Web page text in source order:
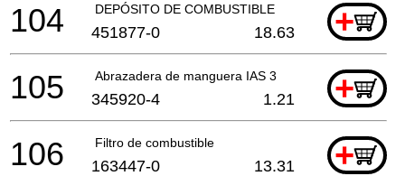
DEPÓSITO DE COMBUSTIBLE +
104 451877-0 18.63
Abrazadera de manguera IAS 3 +
105 345920-4 1.21
Filtro de combustible +
106 163447-0 13.31